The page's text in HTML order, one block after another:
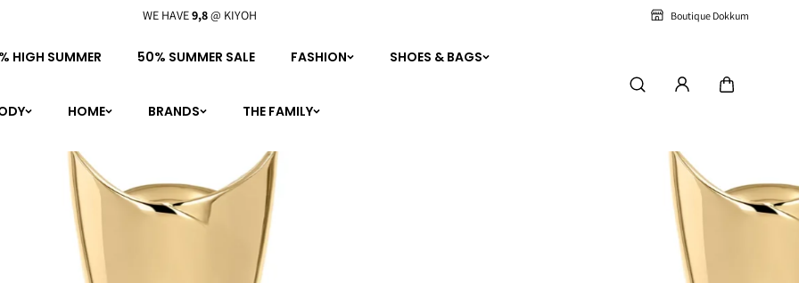
WE HAVE9,8@ KIYOH Boutique Dokkum
HIGH SUMMER 50% SUMMER SALE FASHION SHOES & BAGS
HOME BRANDS THE FAMILY